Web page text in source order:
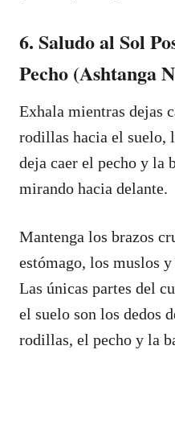
6. Saludo al Sol
Pecho (Ashtanga
Exhala mientras dejas
rodillas hacia el suelo,
deja caer el pecho y la
mirando hacia delante.
Mantenga los brazos
estómago, los muslos
Las únicas partes del
el suelo son los dedos
rodillas, el pecho y la